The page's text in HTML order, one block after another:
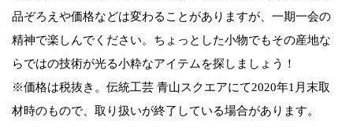
品ぞろえや価格などは変わることがありますが、一期一会の
精神で楽しんでください。ちょっとした小物でもその産地な
らではの技術が光る小粋なアイテムを探しましょう！
※価格は税抜き。伝統工芸 青山スクエアにて2020年1月末取
材時のもので、取り扱いが終了している場合があります。